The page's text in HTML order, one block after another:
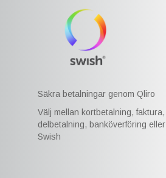
Säkra betalningar genom Qliro
Välj mellan kortbetalning, faktura,
delbetalning, banköverföring eller
Swish